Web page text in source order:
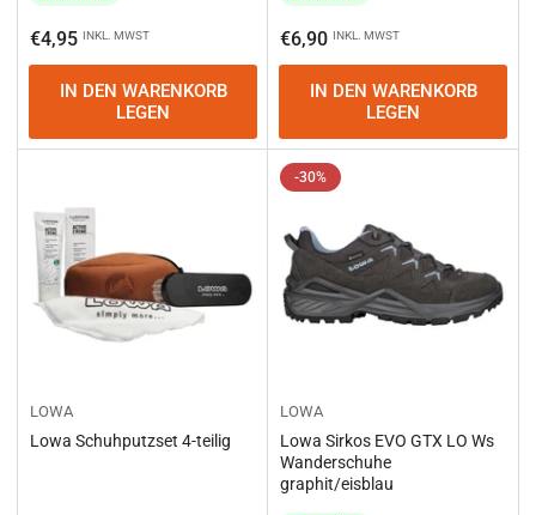
Normaler
Preis
€4,95 INKL. MWST
IN DEN WARENKORB
LEGEN
Normaler
Preis
€6,90 INKL. MWST
IN DEN WARENKORB
LEGEN
LOWA
Lowa Schuhputzset 4-teilig
-30%
LOWA
Lowa Sirkos EVO GTX LO Ws
Wanderschuhe
graphit/eisblau